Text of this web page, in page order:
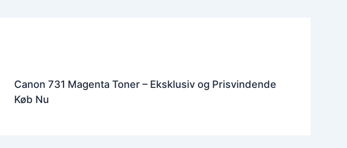
Canon 731 Magenta Toner – Eksklusiv og Prisvindende
Køb Nu